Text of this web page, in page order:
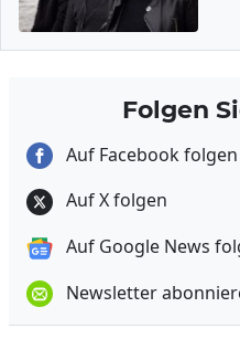
Folgen
Auf Facebook folgen
Auf X folgen
Auf Google News
Newsletter